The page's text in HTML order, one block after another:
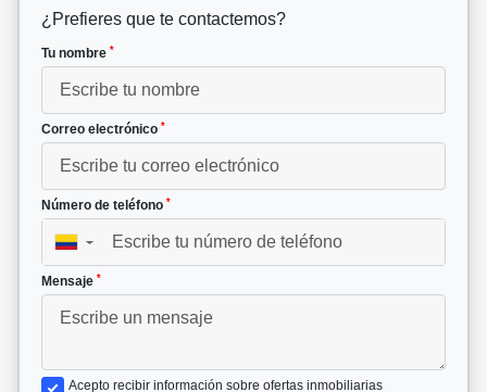
¿Prefieres que te contactemos?
Tu nombre *
Correo electrónico *
Número de teléfono *
▼
Mensaje *
Acepto recibir información sobre ofertas inmobiliarias